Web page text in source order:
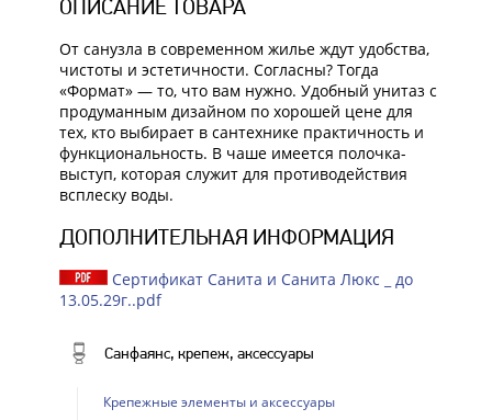
ОПИСАНИЕ ТОВАРА
От санузла в современном жилье ждут удобства,
чистоты и эстетичности. Согласны? Тогда
«Формат» — то, что вам нужно. Удобный унитаз с
продуманным дизайном по хорошей цене для
тех, кто выбирает в сантехнике практичность и
функциональность. В чаше имеется полочка-
выступ, которая служит для противодействия
всплеску воды.
ДОПОЛНИТЕЛЬНАЯ ИНФОРМАЦИЯ
Сертификат Санита и Санита Люкс _ до
13.05.29г..pdf
Санфаянс, крепеж, аксессуары
Крепежные элементы и аксессуары